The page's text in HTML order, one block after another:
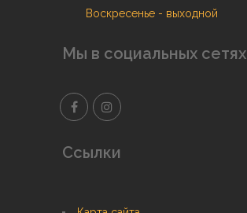
Воскресенье - выходной
Мы в социальных сетях
Ссылки